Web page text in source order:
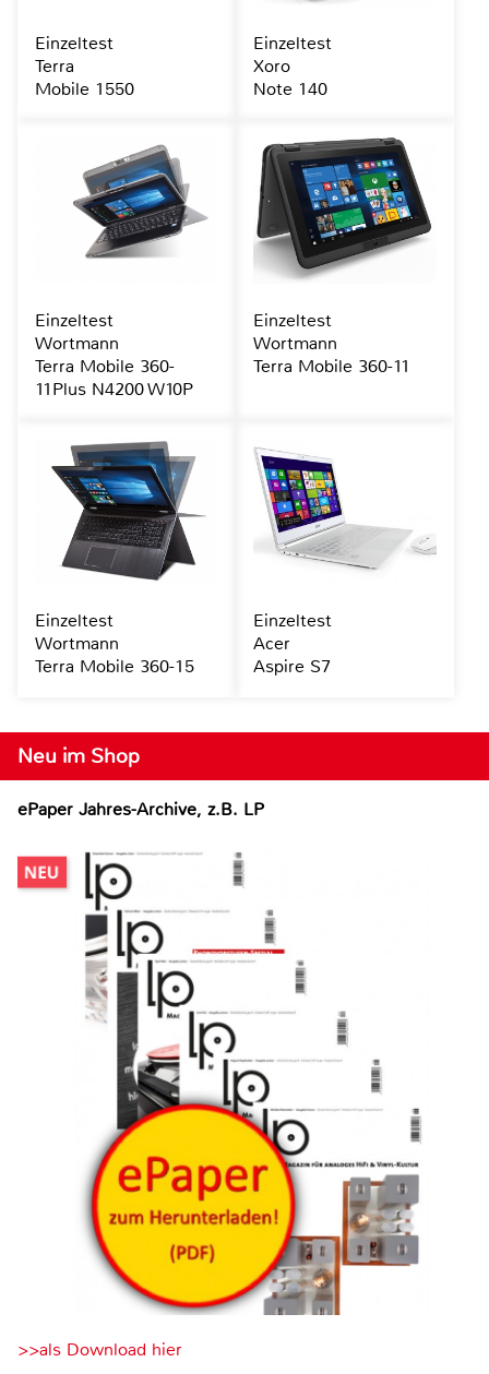
Neu im Shop
ePaper Jahres-Archive, z.B. LP
>>als Download hier
Einzeltest
Terra
Mobile 1550
Einzeltest
Xoro
Note 140
Einzeltest
Wortmann
Terra Mobile 360-
11Plus N4200 W10P
Einzeltest
Wortmann
Terra Mobile 360-11
Einzeltest
Wortmann
Terra Mobile 360-15
Einzeltest
Acer
Aspire S7